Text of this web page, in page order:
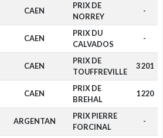
CAEN
PRIX DE
NORREY
-
CAEN
PRIX DU
CALVADOS
-
CAEN
PRIX DE
TOUFFREVILLE
3 201
CAEN
PRIX DE
BREHAL
1 220
ARGENTAN
PRIX PIERRE
FORCINAL
-